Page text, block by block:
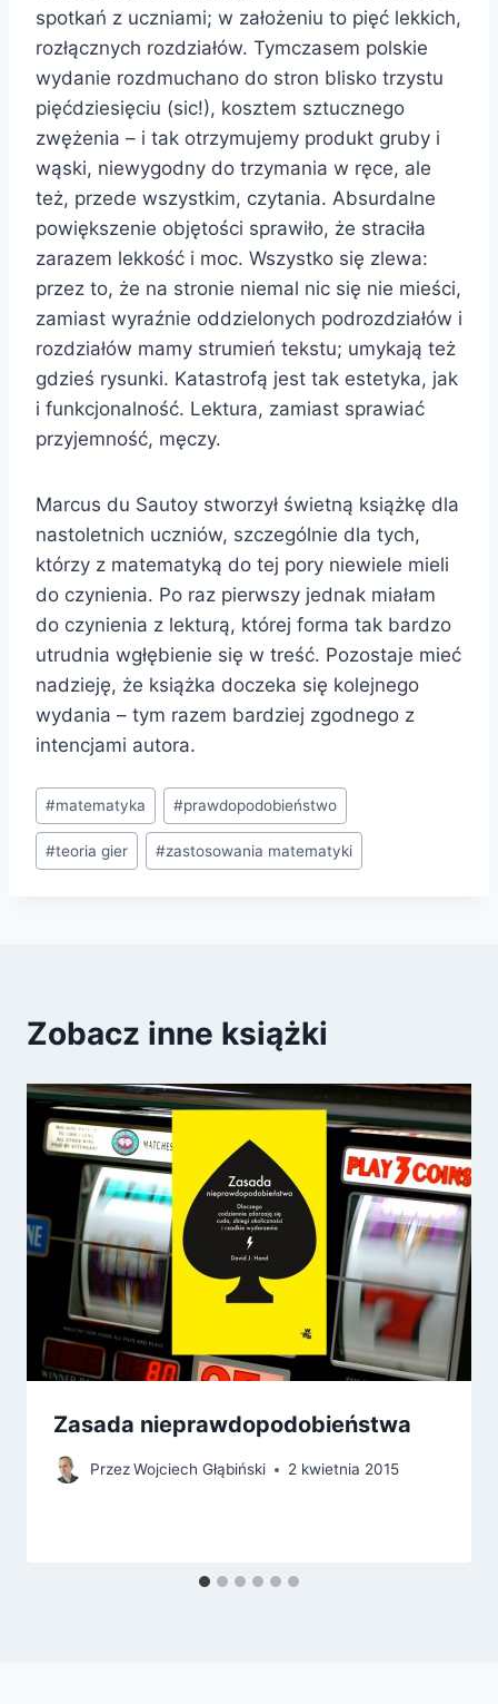
spotkań z uczniami; w założeniu to pięć lekkich,
rozłącznych rozdziałów. Tymczasem polskie
wydanie rozdmuchano do stron blisko trzystu
pięćdziesięciu (sic!), kosztem sztucznego
zwężenia – i tak otrzymujemy produkt gruby i
wąski, niewygodny do trzymania w ręce, ale
też, przede wszystkim, czytania. Absurdalne
powiększenie objętości sprawiło, że straciła
zarazem lekkość i moc. Wszystko się zlewa:
przez to, że na stronie niemal nic się nie mieści,
zamiast wyraźnie oddzielonych podrozdziałów i
rozdziałów mamy strumień tekstu; umykają też
gdzieś rysunki. Katastrofą jest tak estetyka, jak
i funkcjonalność. Lektura, zamiast sprawiać
przyjemność, męczy.
Marcus du Sautoy stworzył świetną książkę dla
nastoletnich uczniów, szczególnie dla tych,
którzy z matematyką do tej pory niewiele mieli
do czynienia. Po raz pierwszy jednak miałam
do czynienia z lekturą, której forma tak bardzo
utrudnia wgłębienie się w treść. Pozostaje mieć
nadzieję, że książka doczeka się kolejnego
wydania – tym razem bardziej zgodnego z
intencjami autora.
Tagi
wpisu:
#matematyka #prawdopodobieństwo
#teoria gier #zastosowania matematyki
Zobacz inne książki
Zasada nieprawdopodobieństwa
PrzezWojciech Głąbiński 2 kwietnia 2015